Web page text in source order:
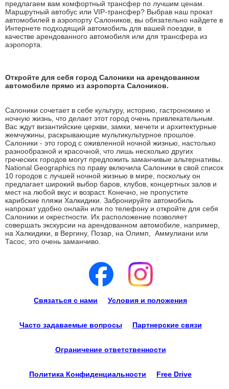
предлагаем вам комфортный трансфер по лучшим ценам.
Маршрутный автобус или VIP-трансфер? Выбрав наш прокат
автомобилей в аэропорту Салоников, вы обязательно найдете в
Интернете подходящий автомобиль для вашей поездки, в
качестве арендованного автомобиля или для трансфера из
аэропорта.
Откройте для себя город Салоники на арендованном
автомобиле прямо из аэропорта Салоников.
Салоники сочетает в себе культуру, историю, гастрономию и
ночную жизнь, что делает этот город очень привлекательным.
Вас ждут византийские церкви, замки, мечети и архитектурные
жемчужины, раскрывающие мультикультурное прошлое.
Салоники - это город с оживленной ночной жизнью, настолько
разнообразной и красочной, что лишь несколько других
греческих городов могут предложить заманчивые альтернативы.
National Geographics по праву включила Салоники в свой список
10 городов с лучшей ночной жизнью в мире, поскольку он
предлагает широкий выбор баров, клубов, концертных залов и
мест на любой вкус и возраст. Конечно, не пропустите
карибские пляжи Халкидики. Забронируйте автомобиль
напрокат удобно онлайн или по телефону и откройте для себя
Салоники и окрестности. Их расположение позволяет
совершать экскурсии на арендованном автомобиле, например,
на Халкидики, в Вергину, Позар, на Олимп, Аммулиани или
Тасос, это очень заманчиво.
Связаться с нами Условия и положения
Часто задаваемые вопросы Партнерские связи
Ограничение ответственности
Политика Конфиденциальности Free Drive